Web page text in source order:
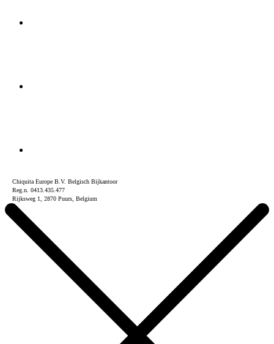
Chiquita Europe B.V. Belgisch Bijkantoor
Reg.n. 0413.435.477
Rijksweg 1, 2870 Puurs, Belgium